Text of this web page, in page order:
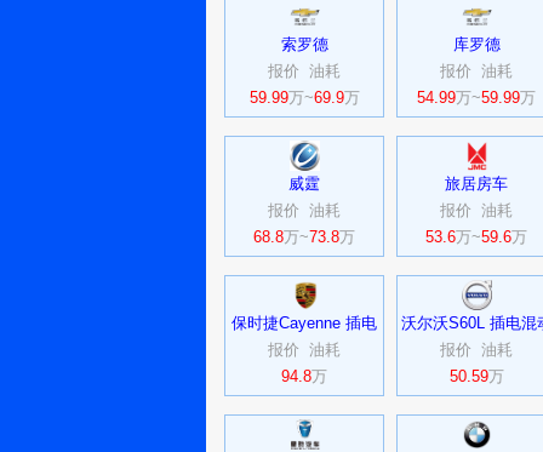
索罗德
报价 油耗
59.99万~69.9万
库罗德
报价 油耗
54.99万~59.99万
威霆
报价 油耗
68.8万~73.8万
旅居房车
报价 油耗
53.6万~59.6万
保时捷Cayenne 插电
混动
报价 油耗
94.8万
沃尔沃S60L 插电混
报价 油耗
50.59万